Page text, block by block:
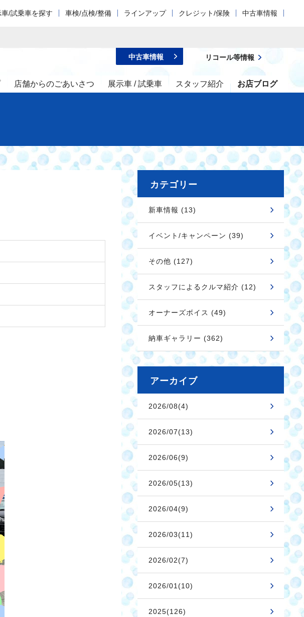
車/試乗車を探す 車検/点検/整備 ラインアップ クレジット/保険 中古車情報
店舗からのごあいさつ 展示車 / 試乗車 スタッフ紹介 お店ブログ
中古車情報 リコール等情報
カテゴリー
新車情報 (13)
イベント/キャンペーン (39)
その他 (127)
スタッフによるクルマ紹介 (12)
オーナーズボイス (49)
納車ギャラリー (362)
アーカイブ
2026/08(4)
2026/07(13)
2026/06(9)
2026/05(13)
2026/04(9)
2026/03(11)
2026/02(7)
2026/01(10)
2025(126)